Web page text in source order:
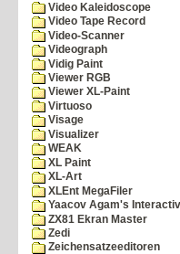
Video Kaleidoscope
Video Tape Record
Video-Scanner
Videograph
Vidig Paint
Viewer RGB
Viewer XL-Paint
Virtuoso
Visage
Visualizer
WEAK
XL Paint
XL-Art
XLEnt MegaFiler
Yaacov Agam's
ZX81 Ekran Master
Zedi
Zeichensatzeeditoren